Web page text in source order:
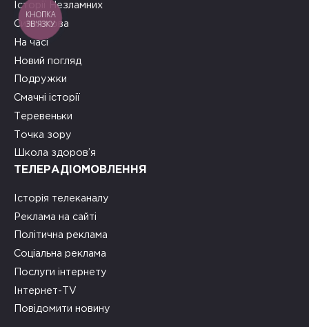
Історії Незламних
Сила слова
На часі
Новий погляд
Подружки
Смачні історії
Теревеньки
Точка зору
Школа здоров’я
ТЕЛЕРАДІОМОВЛЕННЯ
Історія телеканалу
Реклама на сайті
Політична реклама
Соціальна реклама
Послуги інтернету
Інтернет-TV
Повідомити новину
КНОПКА
ЗВ'ЯЗКУ